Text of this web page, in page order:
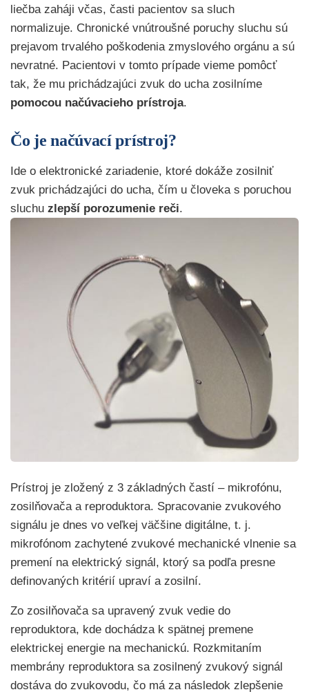
liečba zaháji včas, časti pacientov sa sluch
normalizuje. Chronické vnútroušné poruchy sluchu sú
prejavom trvalého poškodenia zmyslového orgánu a sú
nevratné. Pacientovi v tomto prípade vieme pomôcť
tak, že mu prichádzajúci zvuk do ucha zosilníme
pomocou načúvacieho prístroja.
Čo je načúvací prístroj?
Ide o elektronické zariadenie, ktoré dokáže zosilniť
zvuk prichádzajúci do ucha, čím u človeka s poruchou
sluchu zlepší porozumenie reči.
Prístroj je zložený z 3 základných častí – mikrofónu,
zosilňovača a reproduktora. Spracovanie zvukového
signálu je dnes vo veľkej väčšine digitálne, t. j.
mikrofónom zachytené zvukové mechanické vlnenie sa
premení na elektrický signál, ktorý sa podľa presne
definovaných kritérií upraví a zosilní.
Zo zosilňovača sa upravený zvuk vedie do
reproduktora, kde dochádza k spätnej premene
elektrickej energie na mechanickú. Rozkmitaním
membrány reproduktora sa zosilnený zvukový signál
dostáva do zvukovodu, čo má za následok zlepšenie